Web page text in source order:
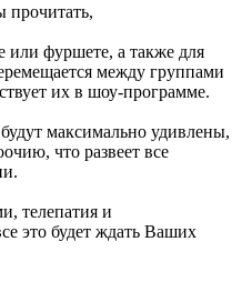
прочитать,
или фуршете, а также для
между группами
их в шоу-программе.
максимально удивлены,
что развеет все
телепатия и
это будет ждать Ваших